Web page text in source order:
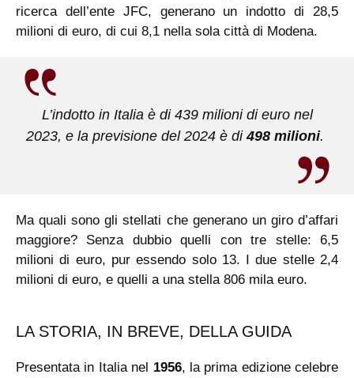
ricerca dell’ente JFC, generano un indotto di 28,5
milioni di euro, di cui 8,1 nella sola città di Modena.
L’indotto in Italia è di 439 milioni di euro nel
2023, e la previsione del 2024 è di498 milioni.
Ma quali sono gli stellati che generano un giro d’affari
maggiore? Senza dubbio quelli con tre stelle: 6,5
milioni di euro, pur essendo solo 13. I due stelle 2,4
milioni di euro, e quelli a una stella 806 mila euro.
LA STORIA, IN BREVE, DELLA GUIDA
Presentata in Italia nel 1956, la prima edizione celebre